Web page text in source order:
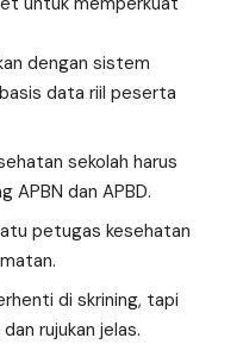
dengan sistem
data riil peserta
sekolah harus
APBN dan APBD.
petugas kesehatan
di skrining, tapi
rujukan jelas.